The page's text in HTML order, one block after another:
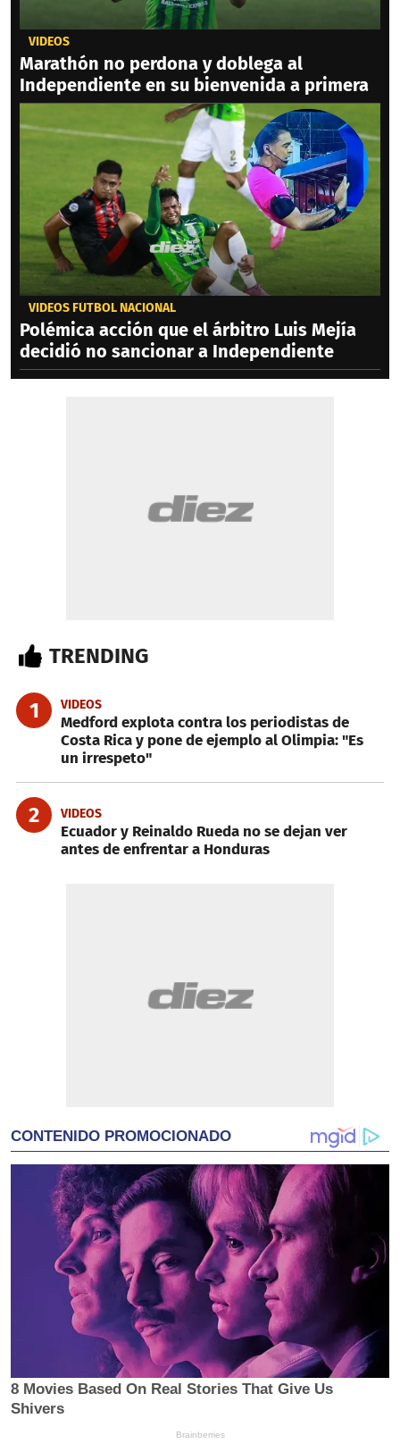
VIDEOS
Marathón no perdona y doblega al
Independiente en su bienvenida a primera
VIDEOS FÚTBOL NACIONAL
Polémica acción que el árbitro Luis Mejía
decidió no sancionar a Independiente
TRENDING
1 VIDEOS
Medford explota contra los periodistas de
Costa Rica y pone de ejemplo al Olimpia: "Es
un irrespeto"
2 VIDEOS
Ecuador y Reinaldo Rueda no se dejan ver
antes de enfrentar a Honduras